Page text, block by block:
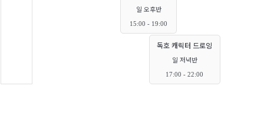
일 오후반
15:00 - 19:00
독호 캐릭터 드로잉
일 저녁반
17:00 - 22:00